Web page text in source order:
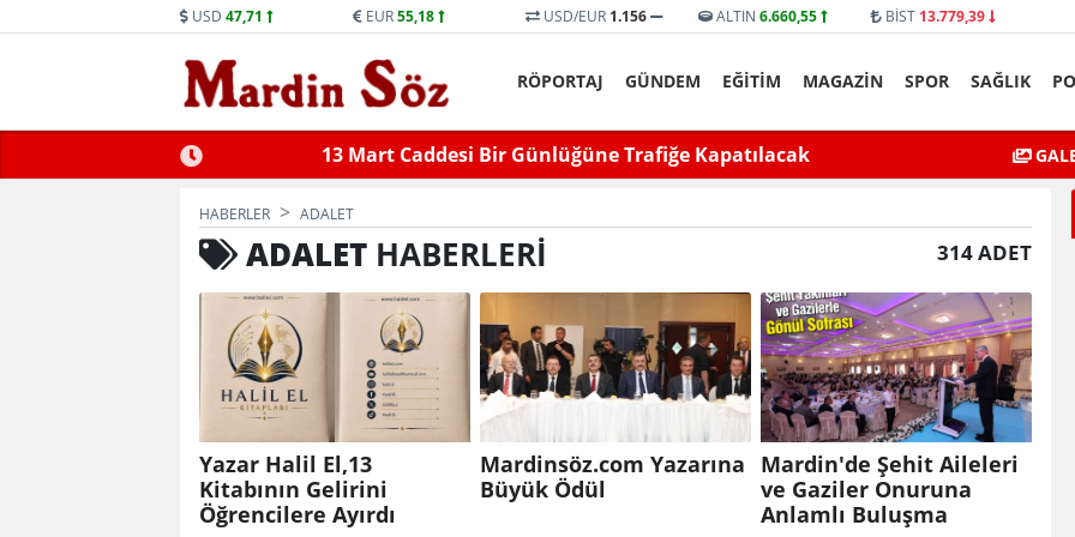
USD 47,71 EUR55,18 USD/EUR 1.156 ALTIN 6.660,55 BİST 13.779,39
RÖPORTAJ GÜNDEM EĞİTİM MAGAZİN SPOR SAĞLIK
Trafiğe Kapatılacak Midyat’ta bıçaklı kavga can aldı
Mardin’de Ceza
HABERLER ADALET
ADALET HABERLERI 314 ADET
Yazar Halil El,13
Kitabının Gelirini
Öğrencilere Ayırdı
Mardinsöz.com Yazarına
Büyük Ödül
Mardin'de Şehit Aileleri
ve Gaziler Onuruna
Anlamlı Buluşma